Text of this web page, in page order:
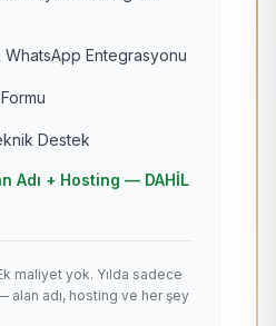
Entegrasyonu
Destek
Adı + Hosting — DAHİL
maliyet yok. Yılda sadece
alan adı, hosting ve her şey